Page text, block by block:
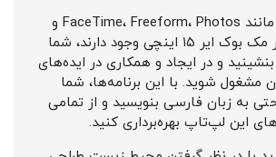
با برنامه‌هایی مانند FaceTime، Freeform، Photos و
Keynote که در مک بوک ایر ۱۵ اینچی وجود دارند، شما
و در ایجاد و همکاری در ایده‌های
مشغول شوید. با این برنامه‌ها، شما
به زبان فارسی بنویسید و از تمامی
این لپ‌تاپ بهره‌برداری کنید.